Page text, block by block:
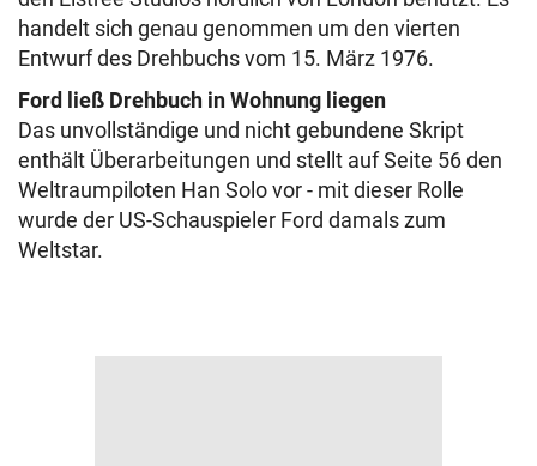
handelt sich genau genommen um den vierten
Entwurf des Drehbuchs vom 15. März 1976.
Ford ließ Drehbuch in Wohnung liegen
Das unvollständige und nicht gebundene Skript
enthält Überarbeitungen und stellt auf Seite 56 den
Weltraumpiloten Han Solo vor - mit dieser Rolle
wurde der US-Schauspieler Ford damals zum
Weltstar.